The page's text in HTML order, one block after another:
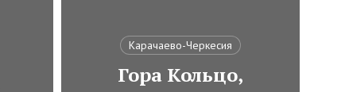
Карачаево-Черкесия
Гора Кольцо,